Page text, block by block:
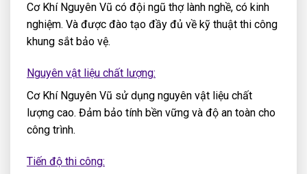
Cơ Khí Nguyên Vũ có đội ngũ thợ lành nghề, có kinh
nghiệm. Và được đào tạo đầy đủ về kỹ thuật thi công
khung sắt bảo vệ.
Nguyên vật liệu chất lượng:
Cơ Khí Nguyên Vũ sử dụng nguyên vật liệu chất
lượng cao. Đảm bảo tính bền vững và độ an toàn cho
công trình.
Tiến độ thi công: